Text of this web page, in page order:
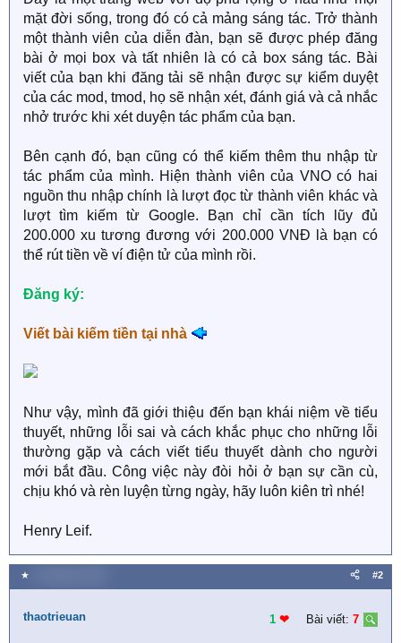
mặt đời sống, trong đó có cả mảng sáng tác. Trở thành
một thành viên của diễn đàn, bạn sẽ được phép đăng
bài ở mọi box và tất nhiên là có cả box sáng tác. Bài
viết của bạn khi đăng tải sẽ nhận được sự kiểm duyệt
của các mod, tmod, họ sẽ nhận xét, đánh giá và cả nhắc
nhở trước khi xét duyện tác phẩm của bạn.
Bên cạnh đó, bạn cũng có thể kiếm thêm thu nhập từ
tác phẩm của mình. Hiện thành viên của VNO có hai
nguồn thu nhập chính là lượt đọc từ thành viên khác và
lượt tìm kiếm từ Google. Bạn chỉ cần tích lũy đủ
200.000 xu tương đương với 200.000 VNĐ là bạn có
thể rút tiền về ví điện tử của mình rồi.
Đăng ký:
Viết bài kiếm tiền tại nhà
Như vậy, mình đã giới thiệu đến bạn khái niệm về tiểu
thuyết, những lỗi sai và cách khắc phục cho những lỗi
thường gặp và cách viết tiểu thuyết dành cho người
mới bắt đầu. Công việc này đòi hỏi ở bạn sự cần cù,
chịu khó và rèn luyện từng ngày, hãy luôn kiên trì nhé!
Henry Leif.
★ #2
thaotrieuan 1 ❤︎ Bài viết: 7